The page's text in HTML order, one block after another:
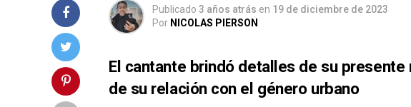
Publicado 3 años atrás en 19 de diciembre de 2023
Por NICOLAS PIERSON
El cantante brindó detalles de su
de su relación con el género urbano